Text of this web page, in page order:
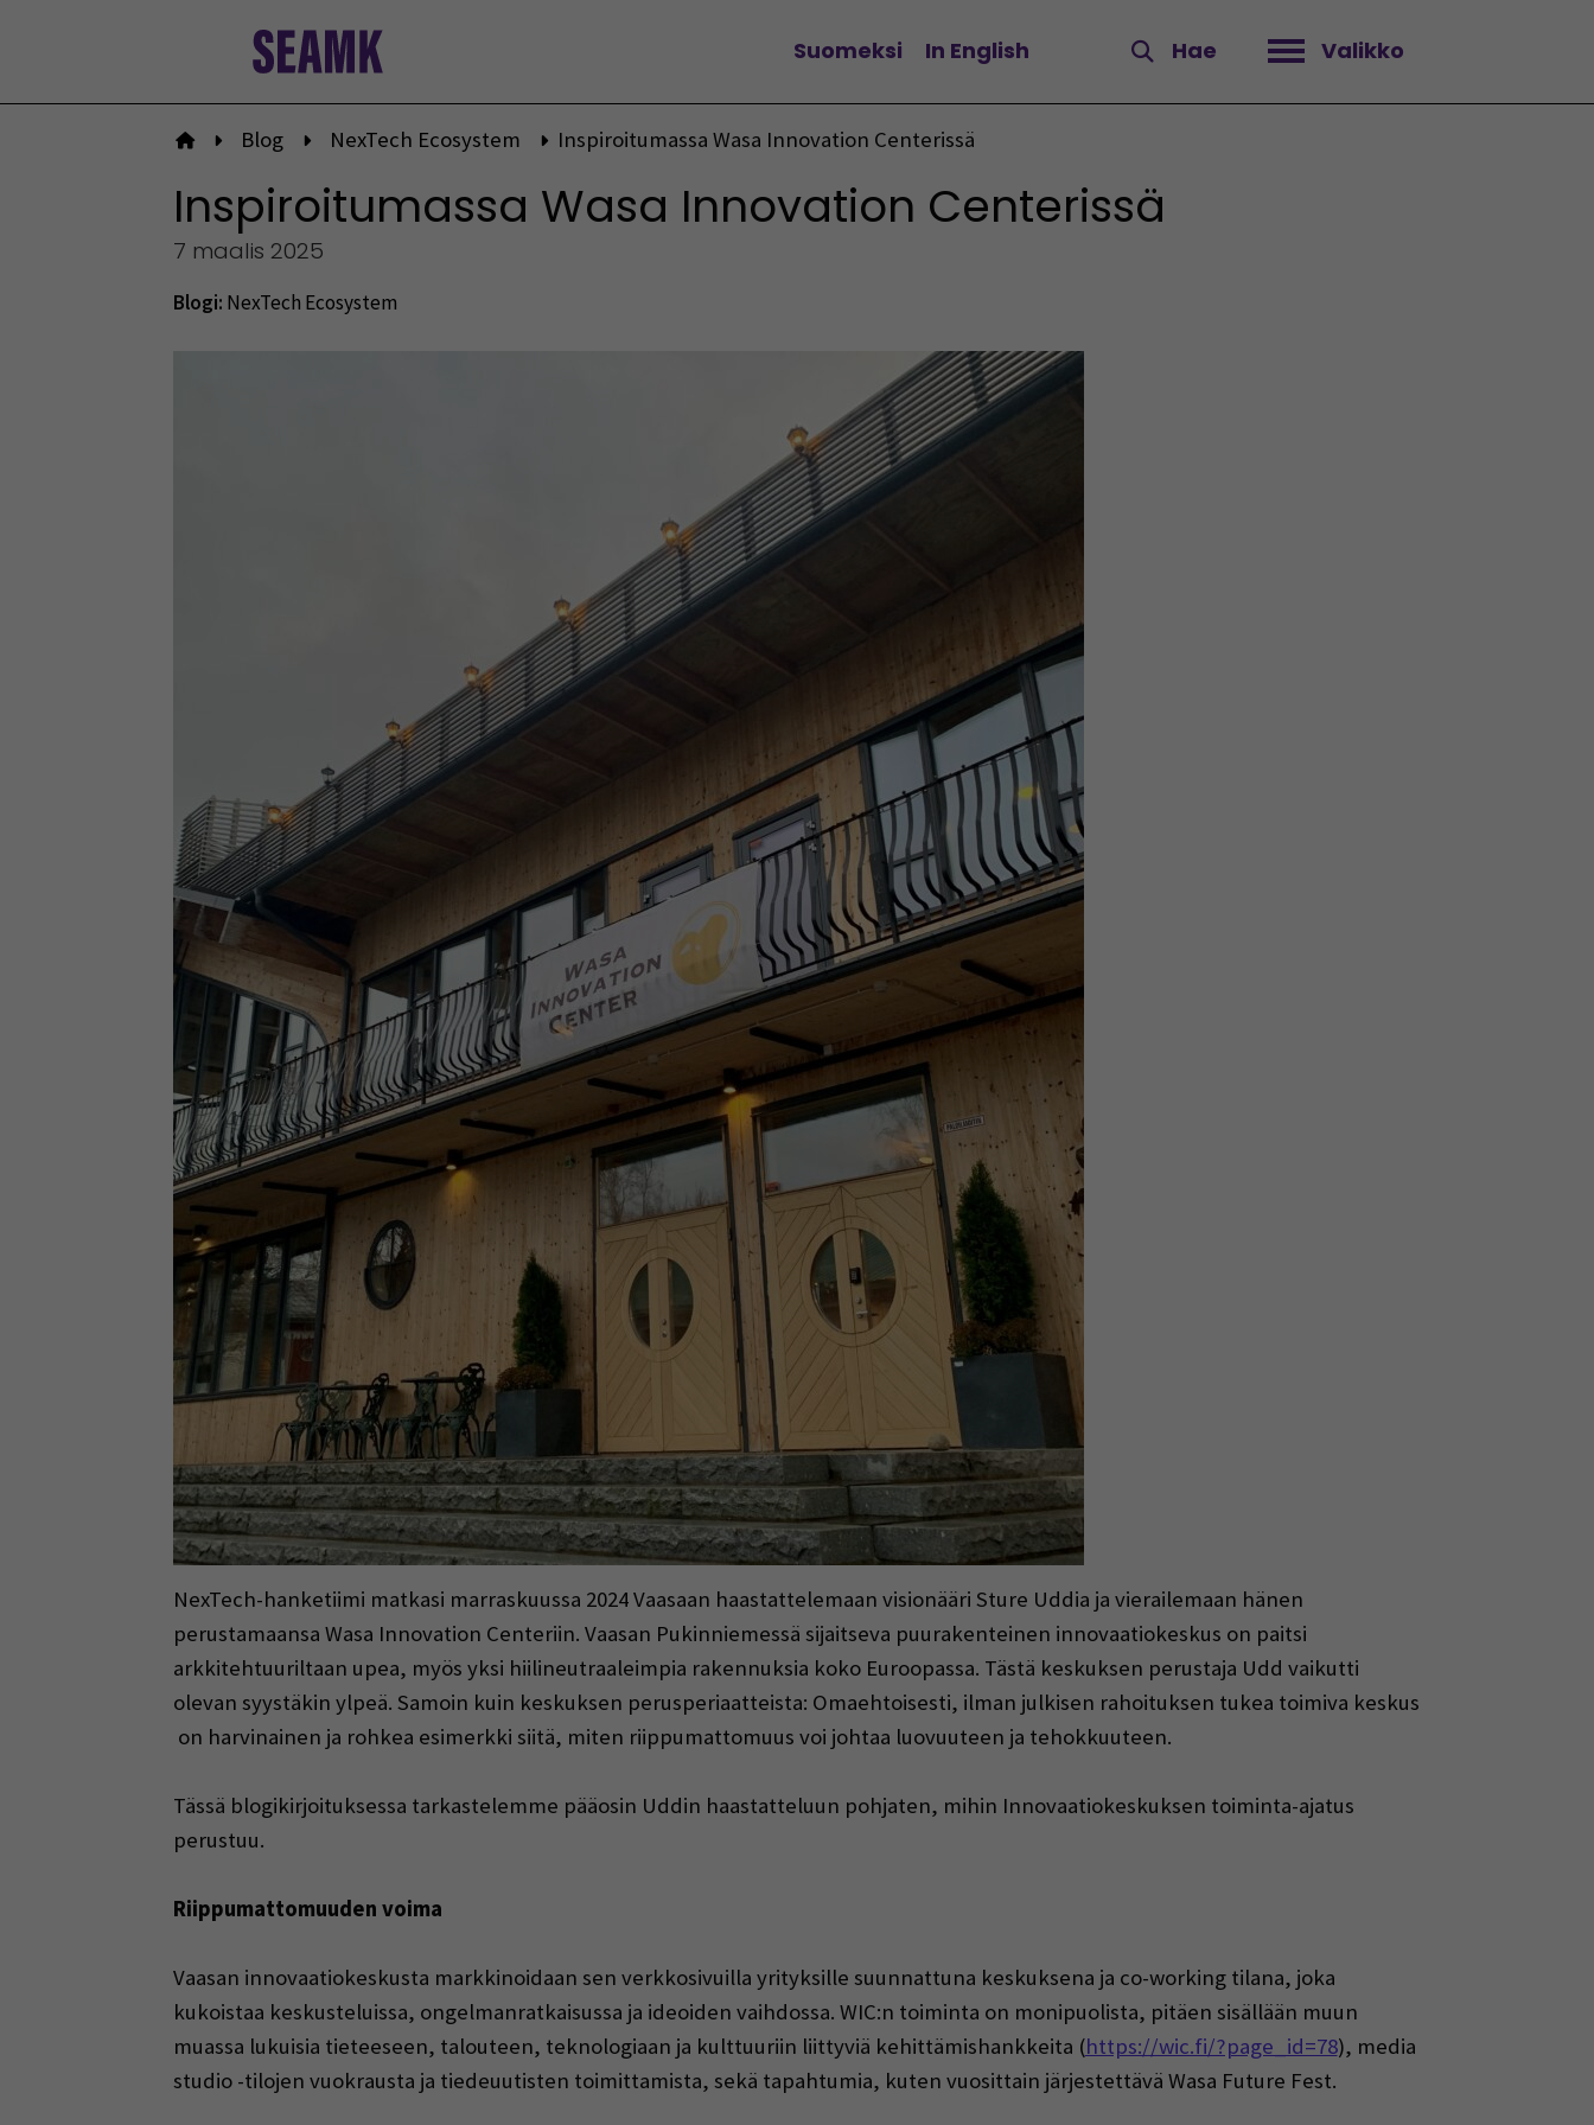
Vaihda kieltä
Suomeksi In English Hae Valikko
Avaa valikko
Etusivulle
Blog NexTech Ecosystem Inspiroitumassa Wasa Innovation Centerissä
Inspiroitumassa Wasa Innovation Centerissä
7 maalis 2025
Blogi: NexTech Ecosystem
NexTech-hanketiimi matkasi marraskuussa 2024 Vaasaan haastattelemaan visionääri Sture Uddia ja vierailemaan hänen
perustamaansa Wasa Innovation Centeriin. Vaasan Pukinniemessä sijaitseva puurakenteinen innovaatiokeskus on paitsi
arkkitehtuuriltaan upea, myös yksi hiilineutraaleimpia rakennuksia koko Euroopassa. Tästä keskuksen perustaja Udd vaikutti
olevan syystäkin ylpeä. Samoin kuin keskuksen perusperiaatteista: Omaehtoisesti, ilman julkisen rahoituksen tukea toimiva keskus
on harvinainen ja rohkea esimerkki siitä, miten riippumattomuus voi johtaa luovuuteen ja tehokkuuteen.
Tässä blogikirjoituksessa tarkastelemme pääosin Uddin haastatteluun pohjaten, mihin Innovaatiokeskuksen toiminta-ajatus
perustuu.
Riippumattomuuden voima
Vaasan innovaatiokeskusta markkinoidaan sen verkkosivuilla yrityksille suunnattuna keskuksena ja co-working tilana, joka
kukoistaa keskusteluissa, ongelmanratkaisussa ja ideoiden vaihdossa. WIC:n toiminta on monipuolista, pitäen sisällään muun
muassa lukuisia tieteeseen, talouteen, teknologiaan ja kulttuuriin liittyviä kehittämishankkeita (https://wic.fi/?page_id=78), media
studio -tilojen vuokrausta ja tiedeuutisten toimittamista, sekä tapahtumia, kuten vuosittain järjestettävä Wasa Future Fest.